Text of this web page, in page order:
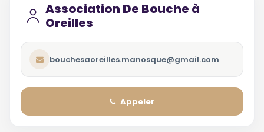
Association De Bouche à
Oreilles
bouchesaoreilles.manosque@gmail.com
Appeler